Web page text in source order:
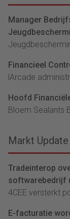
Manager
Financieel
lArcade
Hoofd
Bloem Sealants
Markt Update
Tradeinterop
softwarebedrijf
4CEE versterkt
E-facturatie